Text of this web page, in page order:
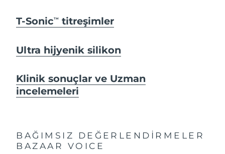
T-SonicTM titreşimler
Ultra hijyenik silikon
Klinik sonuçlar ve Uzman
incelemeleri
BAĞIMSIZ DEĞERLENDİRMELER
BAZAAR VOICE